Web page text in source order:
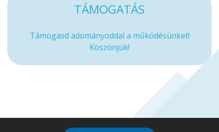
TÁMOGATÁS
Támogasd adományoddal a működésünket!
Köszönjük!